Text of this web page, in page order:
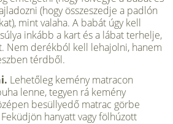
(hogy összeszedje a padlón
mint valaha. A babát úgy kell
inkább a kart és a lábat terhelje,
Nem derékból kell lehajolni, hanem
térdből.
Lehetőleg kemény matracon
lenne, tegyen rá kemény
besüllyedő matrac görbe
hanyatt vagy fölhúzott